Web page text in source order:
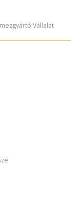
Vállalat